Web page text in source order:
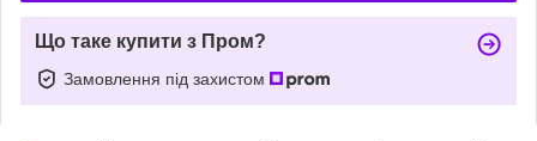
Що таке купити з Пром?
Замовлення під захистом